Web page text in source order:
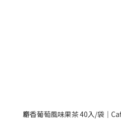
麝香葡萄風味果茶 40入/袋｜